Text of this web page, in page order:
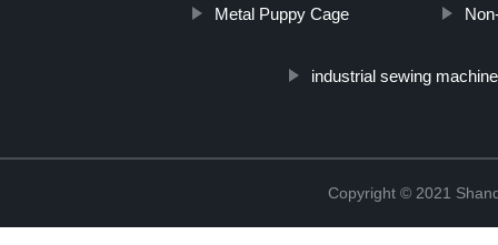
Metal Puppy Cage
industrial sewing machine
Copyright © 2021